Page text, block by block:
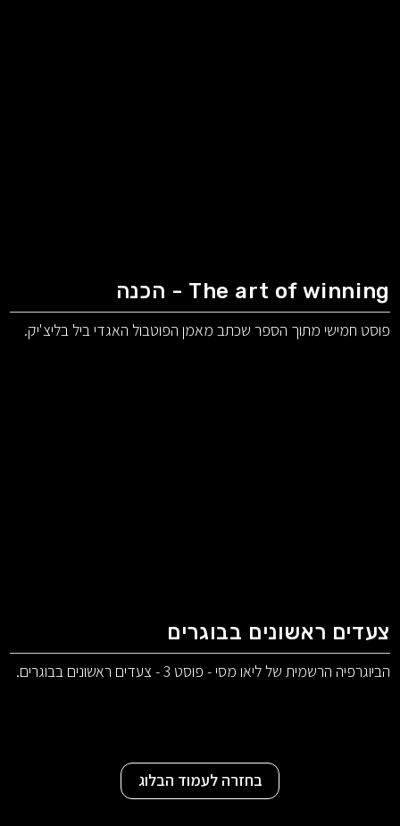
The art of winning - הכנה
פוסט חמישי מתוך הספר שכתב מאמן הפוטבול האגדי ביל בליצ'יק.
צעדים ראשונים בבוגרים
הביוגרפיה הרשמית של ליאו מסי - פוסט 3 - צעדים ראשונים בבוגרים.
בחזרה לעמוד הבלוג